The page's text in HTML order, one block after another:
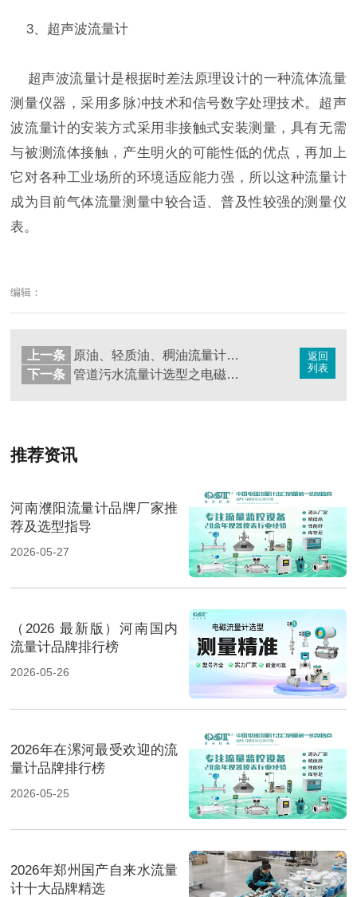
3、超声波流量计
超声波流量计是根据时差法原理设计的一种流体流量
测量仪器，采用多脉冲技术和信号数字处理技术。超声
波流量计的安装方式采用非接触式安装测量，具有无需
与被测流体接触，产生明火的可能性低的优点，再加上
它对各种工业场所的环境适应能力强，所以这种流量计
成为目前气体流量测量中较合适、普及性较强的测量仪
表。
编辑：
返回
列表
上一条
原油、轻质油、稠油流量计的选型
下一条
管道污水流量计选型之电磁流量计的类型及管道连接方式
推荐资讯
河南濮阳流量计品牌厂家推
荐及选型指导
2026-05-27
（2026 最新版）河南国内
流量计品牌排行榜
2026-05-26
2026年在漯河最受欢迎的流
量计品牌排行榜
2026-05-25
2026年郑州国产自来水流量
计十大品牌精选